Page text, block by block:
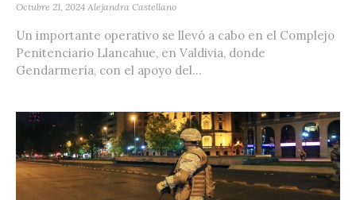
Octubre 21, 2024 Alejandra Castellano
Un importante operativo se llevó a cabo en el Complejo
Penitenciario Llancahue, en Valdivia, donde
Gendarmería, con el apoyo del...